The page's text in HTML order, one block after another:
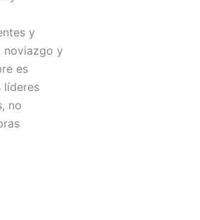
y
noviazgo y
es
líderes
no